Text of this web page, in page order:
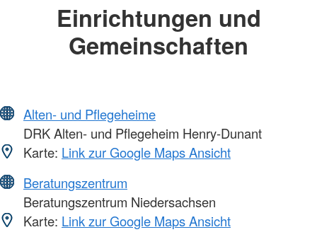
Einrichtungen und
Gemeinschaften
Alten- und Pflegeheime
DRK Alten- und Pflegeheim Henry-Dunant
Karte: Link zur Google Maps Ansicht
Beratungszentrum
Beratungszentrum Niedersachsen
Karte: Link zur Google Maps Ansicht